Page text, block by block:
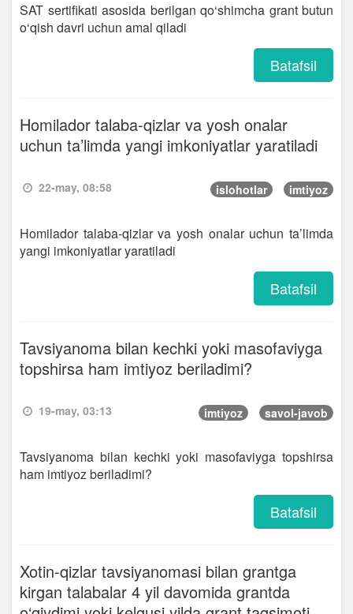
SAT sertifikati asosida berilgan qo‘shimcha grant butun
o‘qish davri uchun amal qiladi
Batafsil
Homilador talaba-qizlar va yosh onalar
uchun ta’limda yangi imkoniyatlar yaratiladi
22-may, 08:58 islohotlar imtiyoz
Homilador talaba-qizlar va yosh onalar uchun ta’limda
yangi imkoniyatlar yaratiladi
Batafsil
Tavsiyanoma bilan kechki yoki masofaviyga
topshirsa ham imtiyoz beriladimi?
19-may, 03:13 imtiyoz savol-javob
Tavsiyanoma bilan kechki yoki masofaviyga topshirsa
ham imtiyoz beriladimi?
Batafsil
Xotin-qizlar tavsiyanomasi bilan grantga
kirgan talabalar 4 yil davomida grantda